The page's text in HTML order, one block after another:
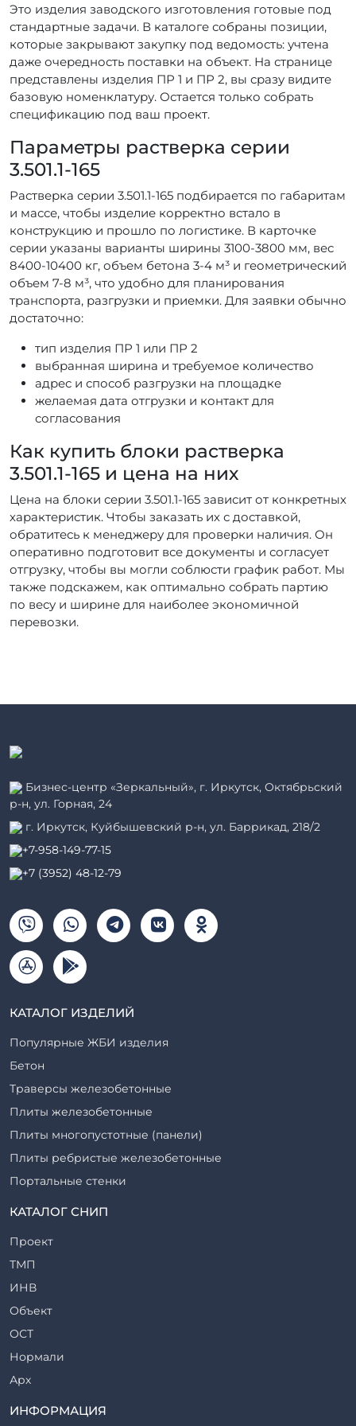
Это изделия заводского изготовления готовые под
стандартные задачи. В каталоге собраны позиции,
которые закрывают закупку под ведомость: учтена
даже очередность поставки на объект. На странице
представлены изделия ПР 1 и ПР 2, вы сразу видите
базовую номенклатуру. Остается только собрать
спецификацию под ваш проект.
Параметры растверка серии
3.501.1-165
Растверка серии 3.501.1-165 подбирается по габаритам
и массе, чтобы изделие корректно встало в
конструкцию и прошло по логистике. В карточке
серии указаны варианты ширины 3100-3800 мм, вес
8400-10400 кг, объем бетона 3-4 м³ и геометрический
объем 7-8 м³, что удобно для планирования
транспорта, разгрузки и приемки. Для заявки обычно
достаточно:
тип изделия ПР 1 или ПР 2
выбранная ширина и требуемое количество
адрес и способ разгрузки на площадке
желаемая дата отгрузки и контакт для
согласования
Как купить блоки растверка
3.501.1-165 и цена на них
Цена на блоки серии 3.501.1-165 зависит от конкретных
характеристик. Чтобы заказать их с доставкой,
обратитесь к менеджеру для проверки наличия. Он
оперативно подготовит все документы и согласует
отгрузку, чтобы вы могли соблюсти график работ. Мы
также подскажем, как оптимально собрать партию
по весу и ширине для наиболее экономичной
перевозки.
Бизнес-центр «Зеркальный», г. Иркутск, Октябрьский
р-н, ул. Горная, 24
г. Иркутск, Куйбышевский р-н, ул. Баррикад, 218/2
+7-958-149-77-15
+7 (3952) 48-12-79
КАТАЛОГ ИЗДЕЛИЙ
Популярные ЖБИ изделия
Бетон
Траверсы железобетонные
Плиты железобетонные
Плиты многопустотные (панели)
Плиты ребристые железобетонные
Портальные стенки
Прогоны железобетонные
Ригели железобетонные
Сваи железобетонные
Стеновые блоки
Стойки железобетонные
Столбы железобетонные
Закладные детали
Трубы железобетонные
Утяжелители железобетонные
КАТАЛОГ СНИП
Проект
ТМП
ИНВ
Объект
ОСТ
Нормали
Арх
ТР
ИНФОРМАЦИЯ